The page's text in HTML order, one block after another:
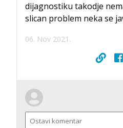
dijagnostiku takodje
slican problem neka se
06. Nov 2021.